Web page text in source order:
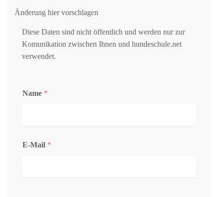
Änderung hier vorschlagen
Diese Daten sind nicht öffentlich und werden nur zur
Komunikation zwischen Ihnen und hundeschule.net
verwendet.
Name *
E-Mail *